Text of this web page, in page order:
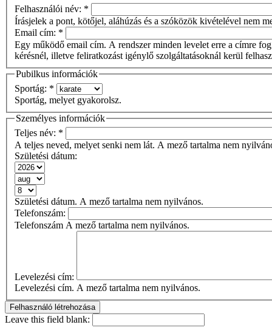
Felhasználói név: *
Írásjelek a pont, kötőjel, aláhúzás és a szóközök kivételével nem
Email cím: *
Egy működő email cím. A rendszer minden levelet erre a címre
kérésnél, illetve feliratkozást igénylő szolgáltatásoknál kerül
Pubilkus információk
Sportág: *
Sportág, melyet gyakorolsz.
Személyes információk
Teljes név: *
A teljes neved, melyet senki nem lát. A mező tartalma nem
Születési dátum:
Születési dátum. A mező tartalma nem nyilvános.
Telefonszám:
Telefonszám A mező tartalma nem nyilvános.
Levelezési cím:
Levelezési cím. A mező tartalma nem nyilvános.
Leave this field blank: